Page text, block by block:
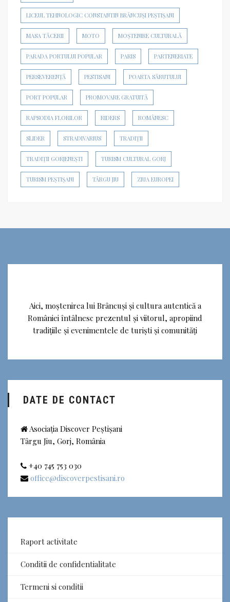
LICEUL TEHNOLOGIC CONSTANTIN BRÂNCUȘI PEȘTIȘANI
MASA TĂCERII MOTO MOȘTENIRE CULTURALĂ
PARADA PORTULUI POPULAR PARIS PARTENERIATE
PERSEVERENȚĂ PESTISANI POARTA SĂRUTULUI
PORT POPULAR PROMOVARE GRATUITĂ
RAPSODIA FLORILOR RIDERS ROMÂNESC
SLIDER STRADIVARIUS TRADIȚII
TRADIȚII GORJENEȘTI TURISM CULTURAL GORJ
TURISM PEȘTIȘANI TÂRGU JIU ZIUA EUROPEI
Aici, moștenirea lui Brâncuși și cultura autentică a
României întâlnesc prezentul și viitorul, apropiind
tradițiile și evenimentele de turiști și comunități
DATE DE CONTACT
Asociația Discover Peștișani
Târgu Jiu, Gorj, România
+40 745 753 030
office@discoverpestisani.ro
Raport activitate
Conditii de confidentialitate
Termeni si conditii